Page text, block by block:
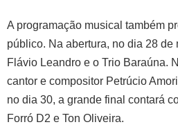
A programação musical também
público. Na abertura, no dia 28 de
Flávio Leandro e o Trio Baraúna.
cantor e compositor Petrúcio
no dia 30, a grande final contará
Forró D2 e Ton Oliveira.